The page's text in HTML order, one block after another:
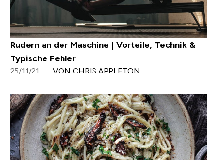
Rudern an der Maschine | Vorteile, Technik &
Typische Fehler
25/11/21 VON CHRIS APPLETON